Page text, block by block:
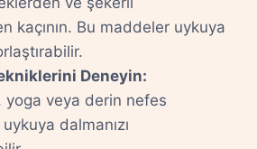
kaçının. Bu maddeler uykuya
Deneyin:
yoga veya derin nefes
dalmanızı